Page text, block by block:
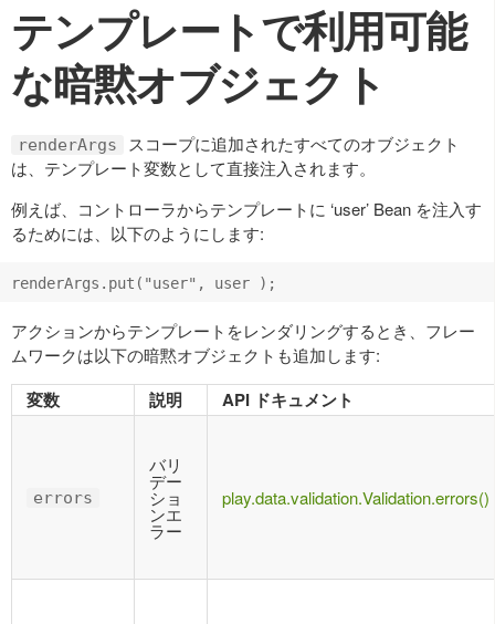
テンプレートで利用可能
な暗黙オブジェクト
renderArgs
スコープに追加されたすべてのオブジェクト
は、テンプレート変数として直接注入されます。
例えば、コントローラからテンプレートに ‘user’ Bean を注入す
るためには、以下のようにします:
アクションからテンプレートをレンダリングするとき、フレー
ムワークは以下の暗黙オブジェクトも追加します:
変数 説明 API ドキュメント
errors
バリ
デー
ショ
ンエ
ラー
play.data.validation.Validation.errors()